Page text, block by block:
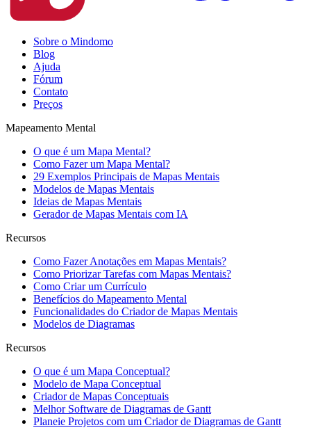
Sobre o Mindomo
Blog
Ajuda
Fórum
Contato
Preços
Mapeamento Mental
O que é um Mapa Mental?
Como Fazer um Mapa Mental?
29 Exemplos Principais de Mapas Mentais
Modelos de Mapas Mentais
Ideias de Mapas Mentais
Gerador de Mapas Mentais com IA
Recursos
Como Fazer Anotações em Mapas Mentais?
Como Priorizar Tarefas com Mapas Mentais?
Como Criar um Currículo
Benefícios do Mapeamento Mental
Funcionalidades do Criador de Mapas Mentais
Modelos de Diagramas
Recursos
O que é um Mapa Conceptual?
Modelo de Mapa Conceptual
Criador de Mapas Conceptuais
Melhor Software de Diagramas de Gantt
Planeie Projetos com um Criador de Diagramas de Gantt